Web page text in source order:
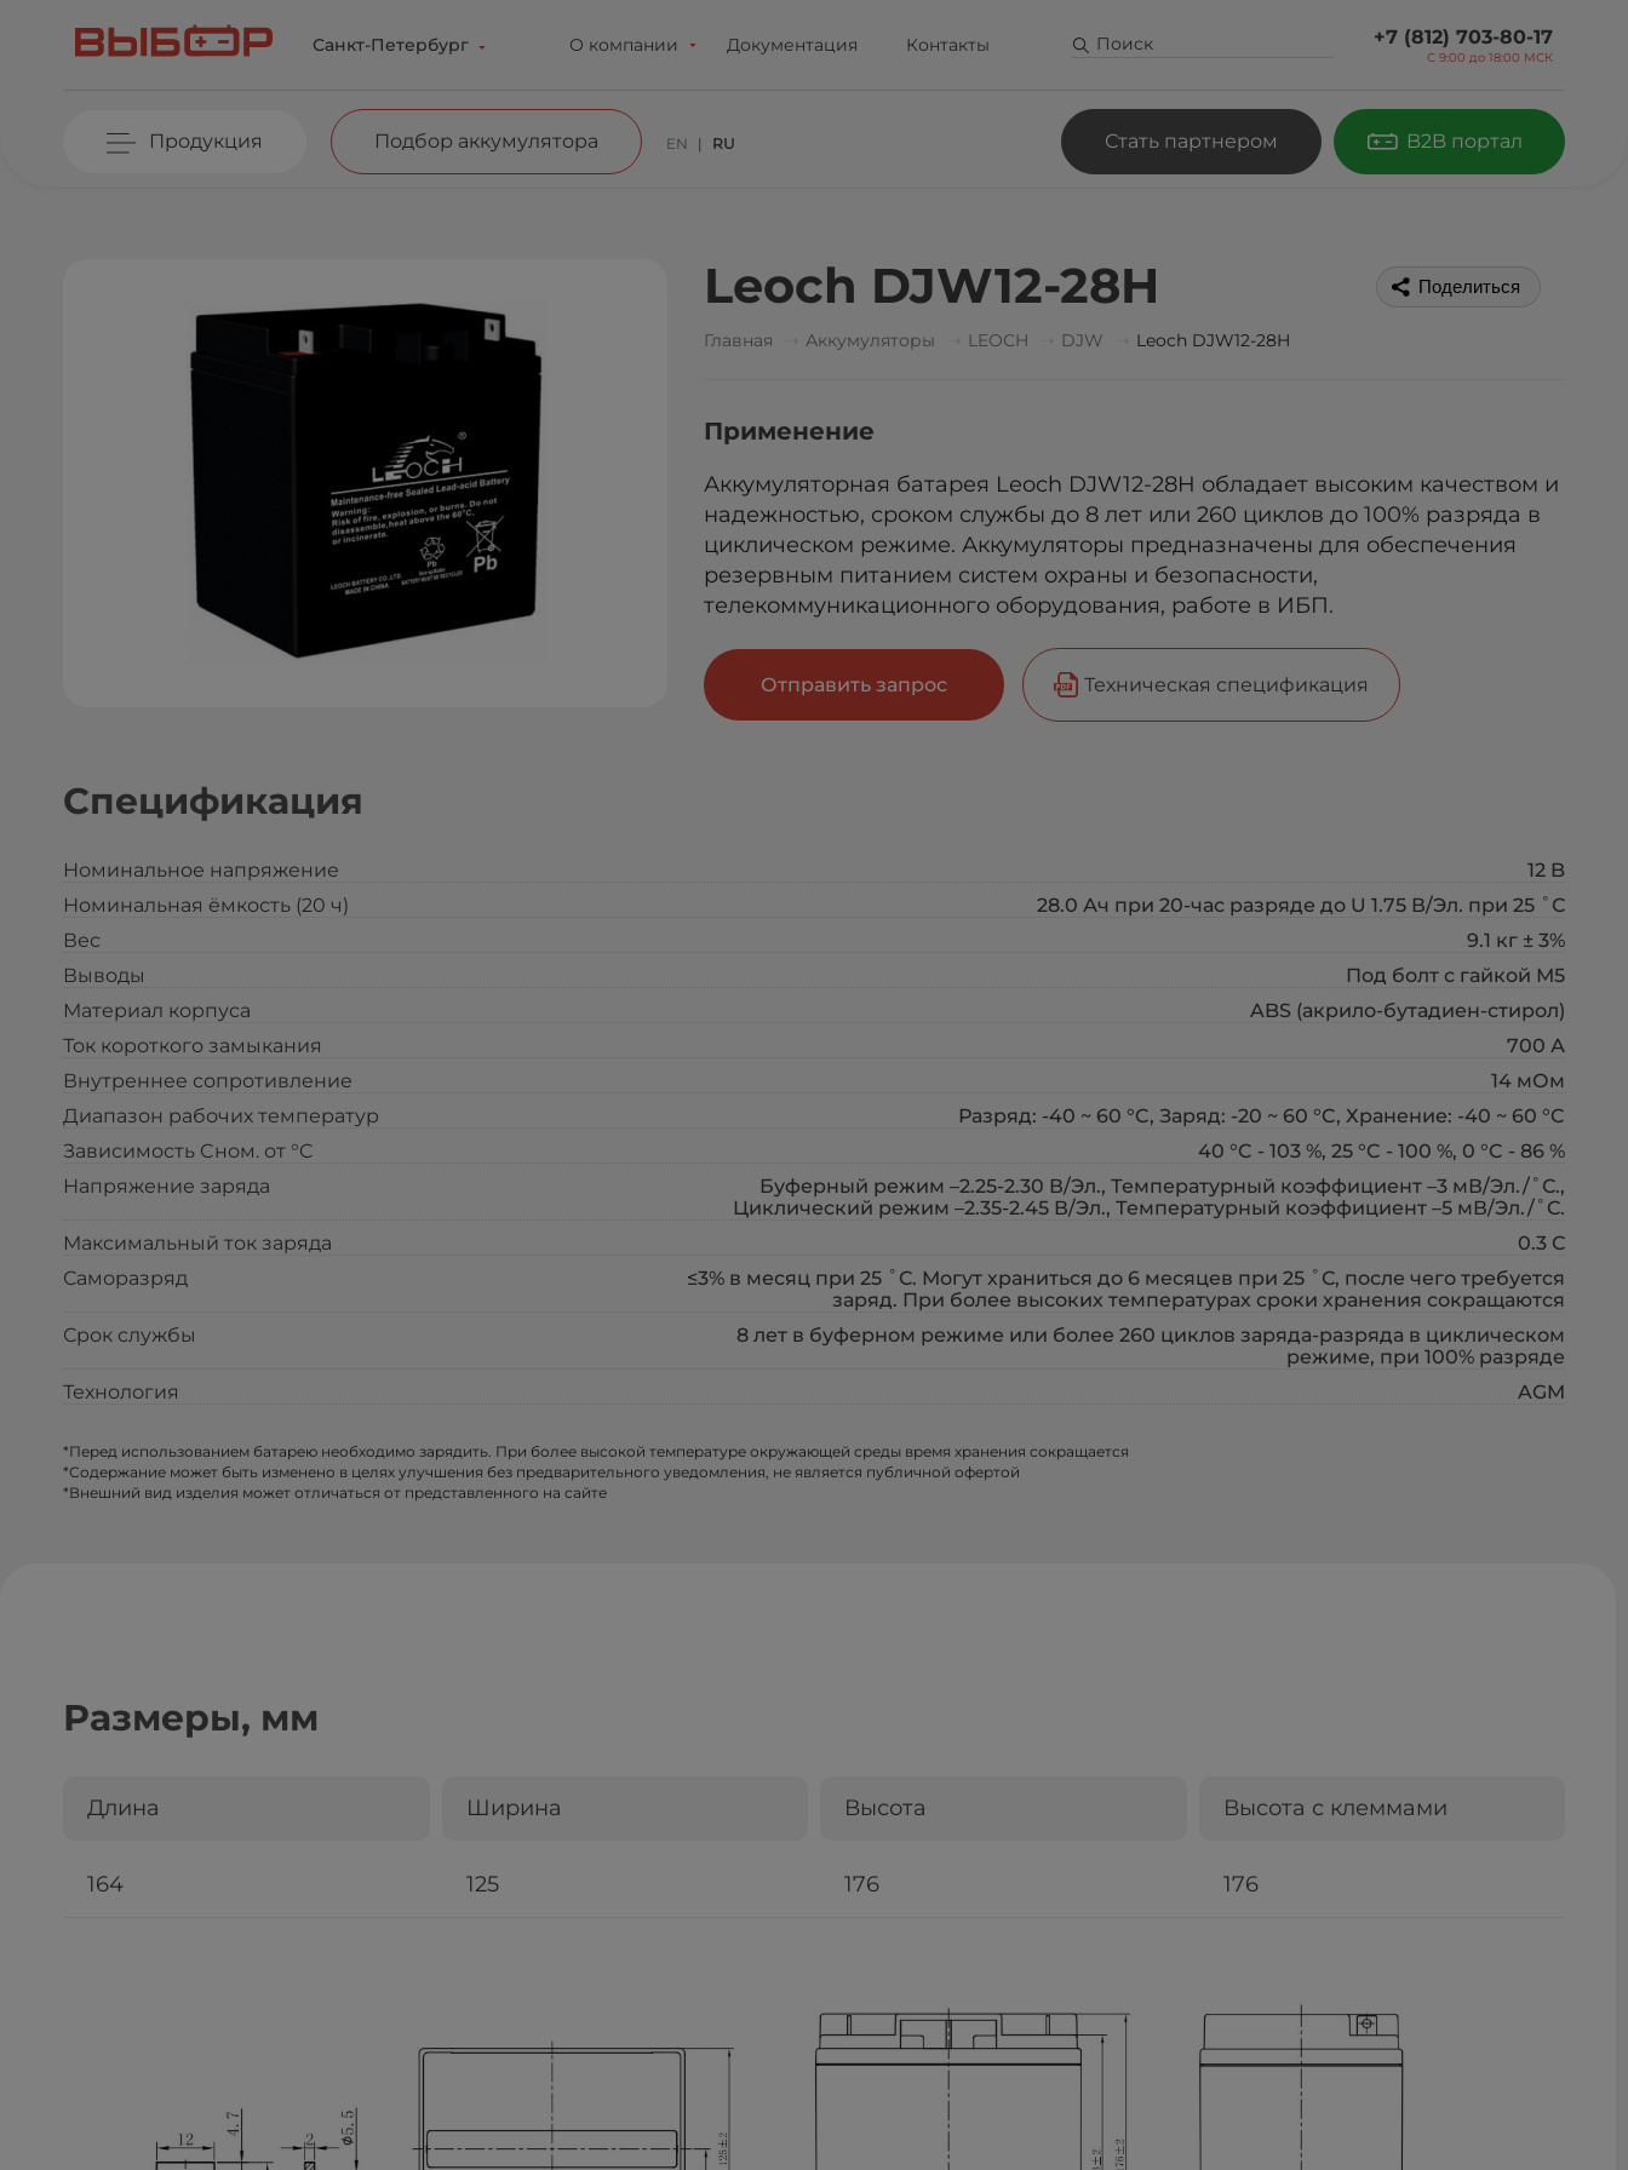
Санкт-Петербург О компании Документация Контакты +7 (812) 703-80-17
С 9:00 до 18:00 МСК
Продукция Подбор аккумулятора EN RU Стать партнером B2B портал
Leoch DJW12-28H Поделиться
Главная Аккумуляторы LEOCH DJW Leoch DJW12-28H
Применение
Аккумуляторная батарея Leoch DJW12-28H обладает высоким качеством и
надежностью, сроком службы до 8 лет или 260 циклов до 100% разряда в
циклическом режиме. Аккумуляторы предназначены для обеспечения
резервным питанием систем охраны и безопасности,
телекоммуникационного оборудования, работе в ИБП.
Отправить запрос Техническая спецификация
Спецификация
Номинальное напряжение
12 B
Номинальная ёмкость (20 ч)
28.0 Ач при 20-час разряде до U 1.75 В/Эл. при 25 ˚С
Вес
9.1 кг ± 3%
Выводы
Под болт с гайкой М5
Материал корпуса
ABS (акрило-бутадиен-стирол)
Ток короткого замыкания
700 А
Внутреннее сопротивление
14 мОм
Диапазон рабочих температур
Разряд: -40 ~ 60 °C, Заряд: -20 ~ 60 °C, Хранение: -40 ~ 60 °C
Зависимость Cном. от °C
40 °C - 103 %, 25 °C - 100 %, 0 °C - 86 %
Напряжение заряда
Буферный режим –2.25-2.30 В/Эл., Температурный коэффициент –3 мВ/Эл./˚С.,
Циклический режим –2.35-2.45 В/Эл., Температурный коэффициент –5 мВ/Эл./˚С.
Максимальный ток заряда
0.3 С
Саморазряд
≤3% в месяц при 25 ˚С. Могут храниться до 6 месяцев при 25 ˚С, после чего требуется
заряд. При более высоких температурах сроки хранения сокращаются
Срок службы
8 лет в буферном режиме или более 260 циклов заряда-разряда в циклическом
режиме, при 100% разряде
Технология
AGM
*Перед использованием батарею необходимо зарядить. При более высокой температуре окружающей среды время хранения сокращается
*Содержание может быть изменено в целях улучшения без предварительного уведомления, не является публичной офертой
*Внешний вид изделия может отличаться от представленного на сайте
Размеры, мм
Длина Ширина Высота Высота с клеммами
164 125 176 176